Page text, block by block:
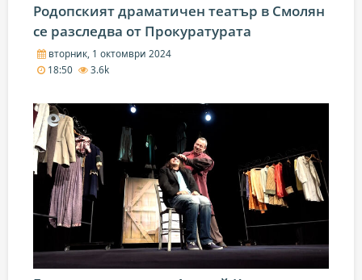
Родопският драматичен театър в Смолян
се разследва от Прокуратурата
вторник, 1 октомври 2024
18:50
3.6k